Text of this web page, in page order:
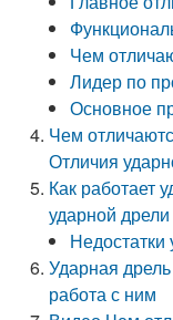
Чем
Лидер по
Основное
Чем
Отличия
Как работает
ударной дрели
Недостатки
Ударная
работа с ним